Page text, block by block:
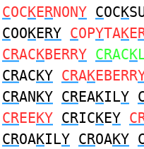
COCKERNONY COCK
COOKERY COPYTAKE
CRACKBERRY CRACK
CRACKY CRAKEBERR
CRANKY CREAKILY
CREEKY CRICKEY
CROAKILY CROAKY